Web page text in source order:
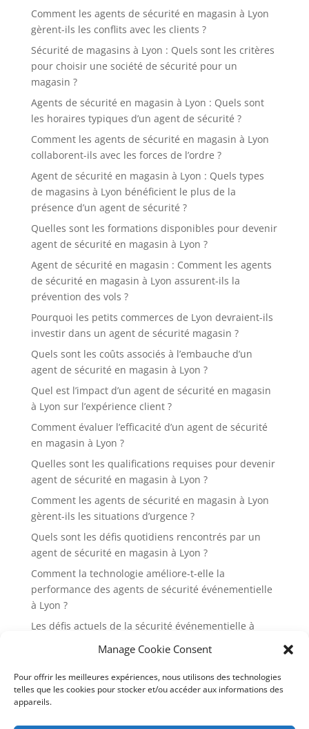
Manage Cookie Consent
Pour offrir les meilleures expériences, nous utilisons des technologies
telles que les cookies pour stocker et/ou accéder aux informations des
appareils.
e
:
Comment les agents de sécurité en magasin à Lyon
gèrent-ils les conflits avec les clients ?
Sécurité de magasins à Lyon : Quels sont les critères
pour choisir une société de sécurité pour un
magasin ?
Agents de sécurité en magasin à Lyon : Quels sont
les horaires typiques d’un agent de sécurité ?
Comment les agents de sécurité en magasin à Lyon
collaborent-ils avec les forces de l’ordre ?
Agent de sécurité en magasin à Lyon : Quels types
de magasins à Lyon bénéficient le plus de la
présence d’un agent de sécurité ?
Quelles sont les formations disponibles pour devenir
agent de sécurité en magasin à Lyon ?
Agent de sécurité en magasin : Comment les agents
de sécurité en magasin à Lyon assurent-ils la
prévention des vols ?
Pourquoi les petits commerces de Lyon devraient-ils
investir dans un agent de sécurité magasin ?
Quels sont les coûts associés à l’embauche d’un
agent de sécurité en magasin à Lyon ?
Quel est l’impact d’un agent de sécurité en magasin
à Lyon sur l’expérience client ?
Comment évaluer l’efficacité d’un agent de sécurité
en magasin à Lyon ?
Quelles sont les qualifications requises pour devenir
agent de sécurité en magasin à Lyon ?
Comment les agents de sécurité en magasin à Lyon
gèrent-ils les situations d’urgence ?
Quels sont les défis quotidiens rencontrés par un
agent de sécurité en magasin à Lyon ?
Comment la technologie améliore-t-elle la
performance des agents de sécurité événementielle
à Lyon ?
Les défis actuels de la sécurité événementielle à
Lyon et comment les surmonter
sécurité événementielle pour les festivals à Lyon ?
Quelles sont les 7 réglementations en vigueur pour